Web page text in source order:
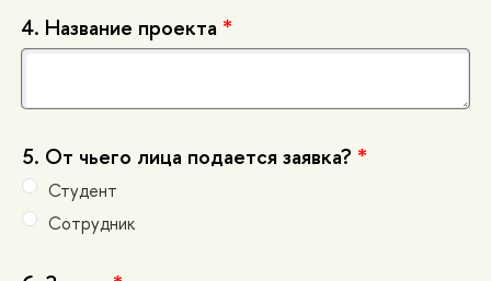
4. Название проекта *
5. От чьего лица подается заявка? *
Студент
Сотрудник